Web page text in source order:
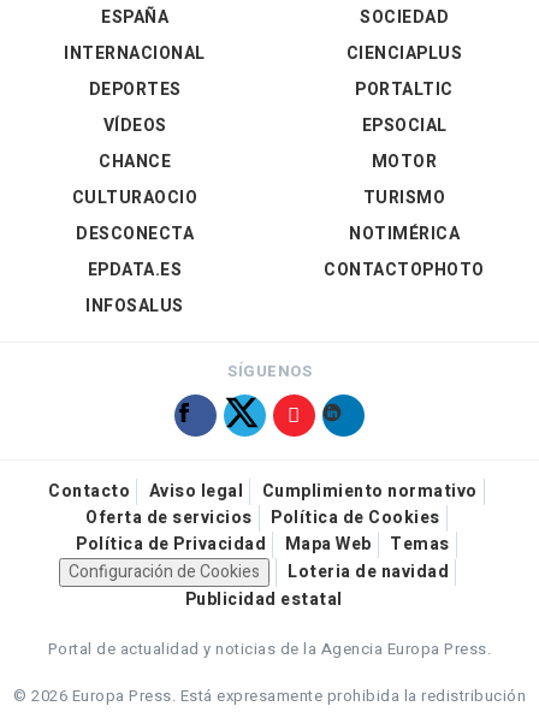
ESPAÑA
INTERNACIONAL
DEPORTES
VÍDEOS
SOCIEDAD
CIENCIAPLUS
PORTALTIC
EPSOCIAL
CHANCE
CULTURAOCIO
DESCONECTA
EPDATA.ES
INFOSALUS
MOTOR
TURISMO
NOTIMÉRICA
CONTACTOPHOTO
SÍGUENOS
Contacto Aviso legal
Cumplimiento normativo
Oferta de servicios
Política de Cookies
Política de Privacidad
Mapa Web
Temas
Configuración de Cookies
Loteria de navidad
Publicidad estatal
Portal de actualidad y noticias de la Agencia Europa Press.
© 2026 Europa Press. Está expresamente prohibida la redistribución